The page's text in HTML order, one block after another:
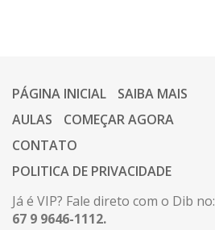
PÁGINA INICIAL
SAIBA MAIS
AULAS
COMEÇAR AGORA
CONTATO
POLITICA DE PRIVACIDADE
Já é VIP? Fale direto com o Dib no:
67 9 9646-1112.